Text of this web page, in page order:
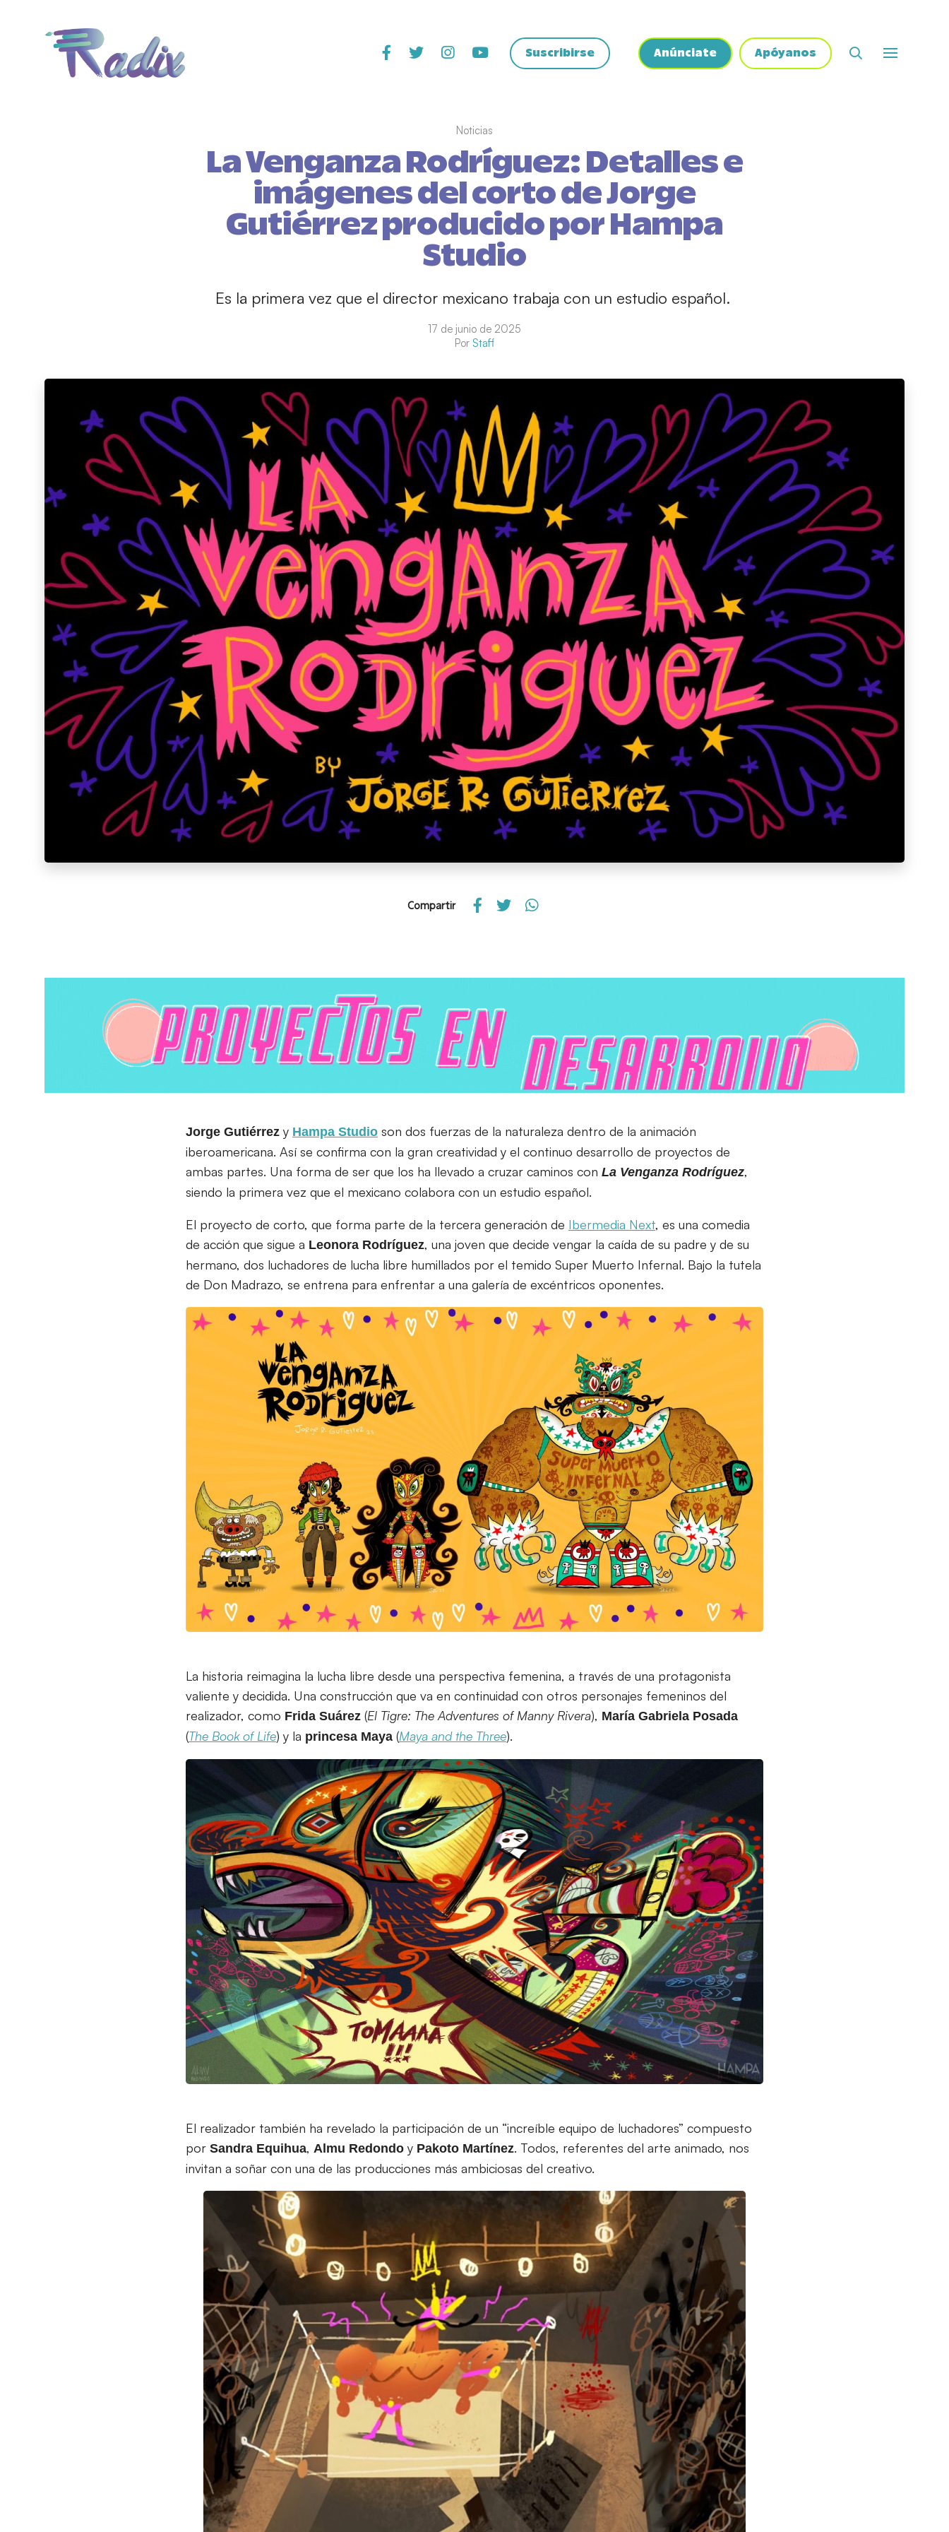
Suscribirse Anúnciate Apóyanos
Noticias
La Venganza Rodríguez: Detalles e
imágenes del corto de Jorge
Gutiérrez producido por Hampa
Studio
Es la primera vez que el director mexicano trabaja con un estudio español.
17 de junio de 2025
Por Staff
Compartir
Jorge Gutiérrez y Hampa Studio son dos fuerzas de la naturaleza dentro de la animación
iberoamericana. Así se confirma con la gran creatividad y el continuo desarrollo de proyectos de
ambas partes. Una forma de ser que los ha llevado a cruzar caminos con La Venganza Rodríguez,
siendo la primera vez que el mexicano colabora con un estudio español.
El proyecto de corto, que forma parte de la tercera generación de Ibermedia Next, es una comedia
de acción que sigue a Leonora Rodríguez, una joven que decide vengar la caída de su padre y de su
hermano, dos luchadores de lucha libre humillados por el temido Super Muerto Infernal. Bajo la tutela
de Don Madrazo, se entrena para enfrentar a una galería de excéntricos oponentes.
La historia reimagina la lucha libre desde una perspectiva femenina, a través de una protagonista
valiente y decidida. Una construcción que va en continuidad con otros personajes femeninos del
realizador, como Frida Suárez (El Tigre: The Adventures of Manny Rivera), María Gabriela Posada
(The Book of Life) y la princesa Maya (Maya and the Three).
El realizador también ha revelado la participación de un “increíble equipo de luchadores” compuesto
por Sandra Equihua, Almu Redondo y Pakoto Martínez. Todos, referentes del arte animado, nos
invitan a soñar con una de las producciones más ambiciosas del creativo.